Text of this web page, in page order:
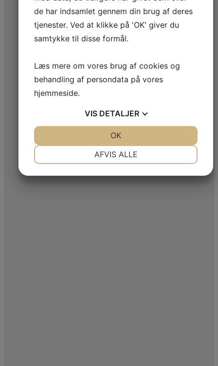
de har indsamlet gennem din brug af deres
tjenester. Ved at klikke på 'OK' giver du
samtykke til disse formål.
Læs mere om vores brug af cookies og
behandling af persondata på vores
hjemmeside.
VIS DETALJER
AFVIS ALLE
OK